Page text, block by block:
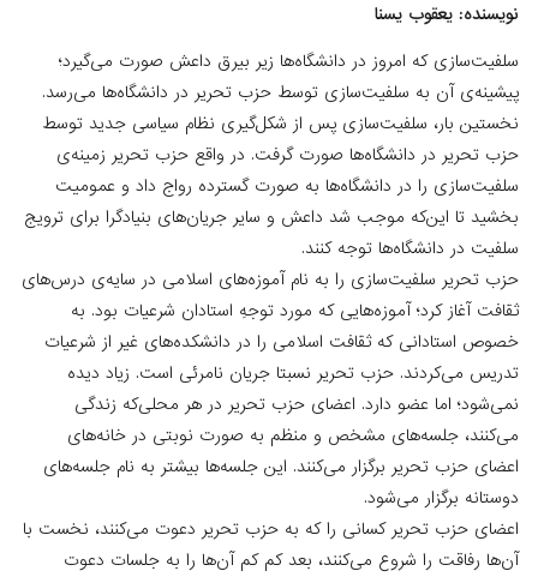
نویسنده: یعقوب یسنا
سلفیت‌سازی ‌که امروز در دانشگاه‌ها زیر بیرق داعش صورت می‌گیرد؛
پیشینه‌ی آن به سلفیت‌سازی توسط حزب تحریر در دانشگاه‌ها می‌رسد.
نخستین‌ بار، سلفیت‌سازی پس از شکل‌گیری نظام سیاسی جدید توسط
حزب تحریر در دانشگاه‌ها صورت گرفت. در واقع حزب تحریر زمینه‌ی
سلفیت‌سازی را در دانشگاه‌ها به صورت گسترده رواج داد و عمومیت
بخشید تا این‌که موجب شد داعش و سایر جریان‌های بنیادگرا برای ترویج
سلفیت در دانشگاه‌ها توجه کنند.
حزب تحریر سلفیت‌سازی را به نام آموزه‌های اسلامی در سایه‌ی درس‌های
ثقافت آغاز کرد؛ آموزه‌هایی ‌که مورد توجهِ استادان شرعیات بود. به
خصوص استادانی‌ که ثقافت اسلامی را در دانشکده‌های غیر از شرعیات
تدریس می‌کردند. حزب تحریر نسبتا جریان نامرئی است. زیاد دیده
نمی‌شود؛ اما عضو دارد. اعضای حزب تحریر در هر محلی‌که زندگی
می‌کنند، جلسه‌های مشخص و منظم به صورت نوبتی در خانه‌های
اعضای حزب تحریر برگزار می‌کنند. این جلسه‌ها بیشتر به نام جلسه‌های
دوستانه برگزار می‌شود.
اعضای حزب تحریر کسانی را که به حزب تحریر دعوت می‌کنند، نخست با
آن‌ها رفاقت را شروع می‌کنند، بعد کم کم آن‌ها را به جلسات دعوت